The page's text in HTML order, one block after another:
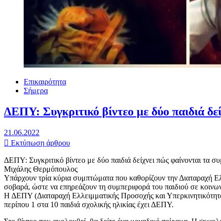
Επικαιρότητα
Σήμερα
ΔΕΠΥ: Συγκριτικό βίντεο με δύο παιδιά
21.06.2022
Εκτύπωση άρθρου
ΔΕΠΥ: Συγκριτικό βίντεο με δύο παιδιά δείχνει πώς φαίνονται τα
Μιχάλης Θερμόπουλος
Υπάρχουν τρία κύρια συμπτώματα που καθορίζουν την Διαταραχή
σοβαρά, ώστε να επηρεάζουν τη συμπεριφορά του παιδιού σε
Η ΔΕΠΥ (Διαταραχή Ελλειμματικής Προσοχής και
περίπου 1 στα 10 παιδιά σχολικής ηλικίας έχει ΔΕΠΥ.